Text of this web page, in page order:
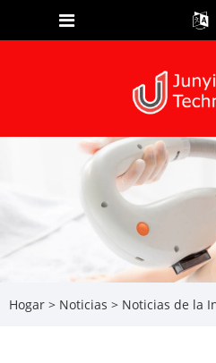
Hogar > Noticias > Noticias de la